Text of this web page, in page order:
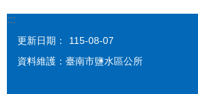
民
區
:::
更新日期：
115-08-07
資料維護：臺南市鹽水區公所